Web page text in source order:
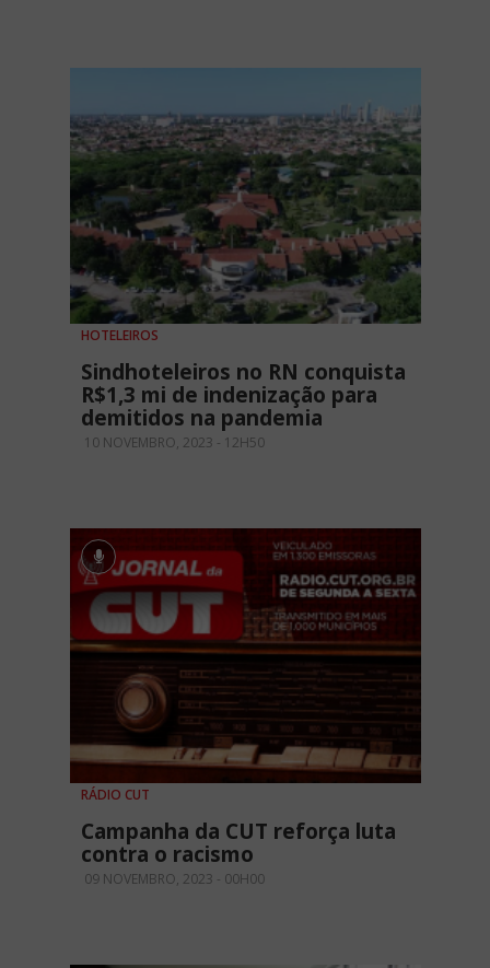
HOTELEIROS
Sindhoteleiros no RN conquista
R$1,3 mi de indenização para
demitidos na pandemia
10 NOVEMBRO, 2023 - 12H50
RÁDIO CUT
Campanha da CUT reforça luta
contra o racismo
09 NOVEMBRO, 2023 - 00H00